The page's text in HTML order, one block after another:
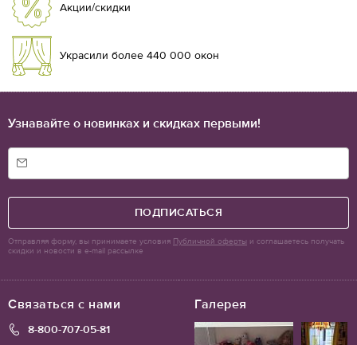
Акции/скидки
Украсили более 440 000 окон
Галерея
Связаться с нами
8-800-707-05-81
Узнавайте о новинках и скидках первыми!
ПОДПИСАТЬСЯ
Отправляя форму, вы принимаете условия Публичной оферты и соглашаетесь получать
скидки и новости в e-mail рассылке